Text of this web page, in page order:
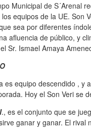
Municipal de S´Arenal
equipos de la UE. Son
sea por diferentes
afluencia de público, y
Sr. Ismael Amaya
es equipo descendido , y
Hoy el Son Veri se
., es el conjunto que se
ganar y ganar. El